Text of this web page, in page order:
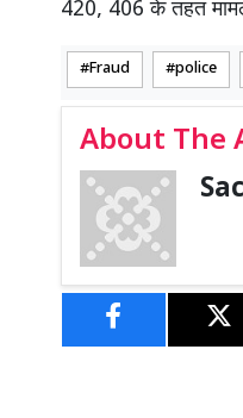
420, 406 के तहत
Fraud police
About The